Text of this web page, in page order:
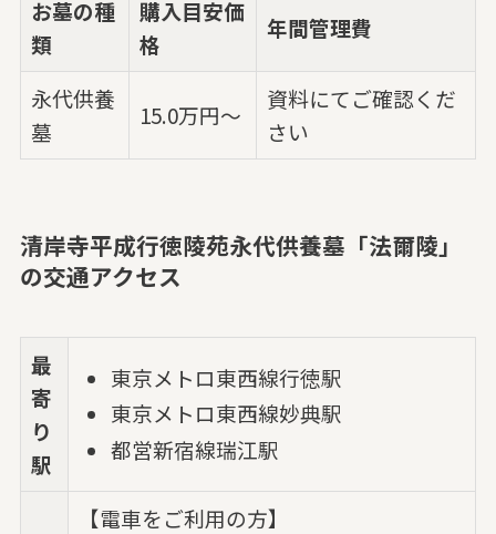
お墓の種
類
購入目安価
格
年間管理費
永代供養
墓
15.0万円～
資料にてご確認くだ
さい
清岸寺平成行徳陵苑永代供養墓「法爾陵」
の交通アクセス
最
寄
り
駅
東京メトロ東西線行徳駅
東京メトロ東西線妙典駅
都営新宿線瑞江駅
【電車をご利用の方】